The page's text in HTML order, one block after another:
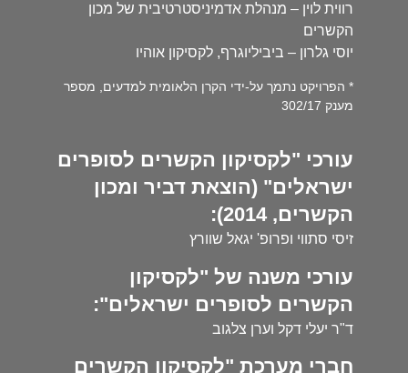
רווית לוין – מנהלת אדמיניסטרטיבית של מכון
הקשרים
יוסי גלרון – ביביליוגרף, לקסיקון אוהיו
* הפרויקט נתמך על-ידי הקרן הלאומית למדעים, מספר
מענק 302/17
עורכי "לקסיקון הקשרים לסופרים
ישראלים" (הוצאת דביר ומכון
הקשרים, 2014):
זיסי סתווי ופרופ' יגאל שוורץ
עורכי משנה של "לקסיקון
הקשרים לסופרים ישראלים":
ד"ר יעלי דקל וערן צלגוב
חברי מערכת "לקסיקון הקשרים